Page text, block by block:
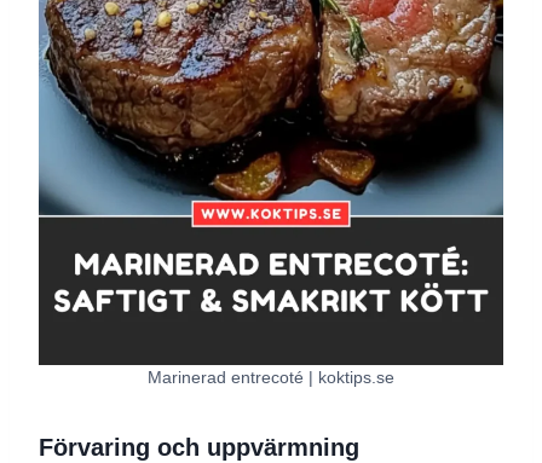
Marinerad entrecoté | koktips.se
Förvaring och uppvärmning